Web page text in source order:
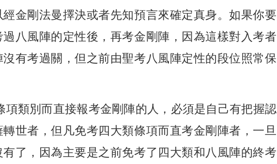
金剛法曼擇決或者先知預言來確定真身。如果你要
八風陣的定性後，再考金剛陣，因為這樣對入考者
有考過關，但之前由聖考八風陣定性的段位照常保
項類別而直接報考金剛陣的人，必須是自己有把握認
世者，但凡免考四大類條項而直考金剛陣者，一旦
了，因為主要是之前免考了四大類和八風陣的終考